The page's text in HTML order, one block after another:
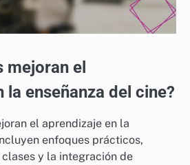
mejoran el
la enseñanza del cine?
el aprendizaje en la
enfoques prácticos,
y la integración de